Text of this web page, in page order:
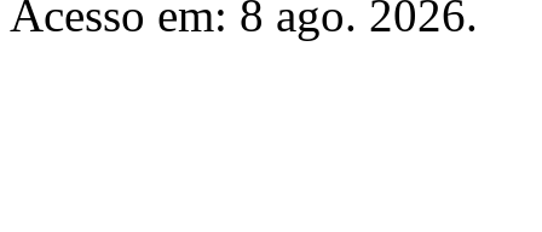
Acesso em: 8 ago. 2026.